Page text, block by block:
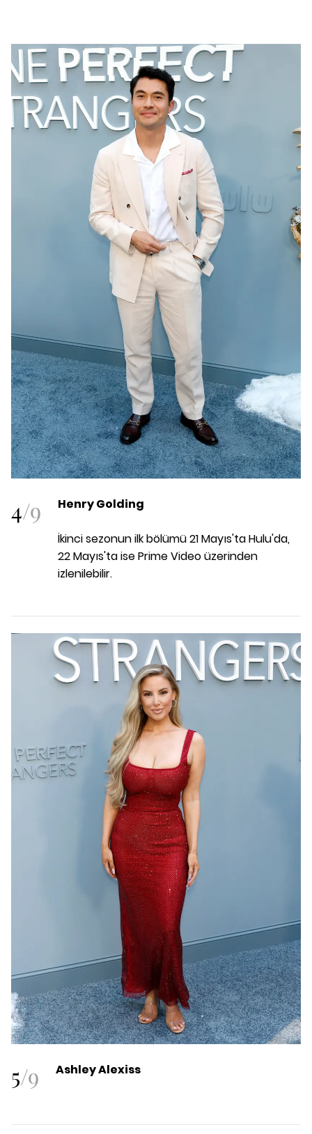
4/9 Henry Golding
İkinci sezonun ilk bölümü 21 Mayıs'ta Hulu'da,
22 Mayıs'ta ise Prime Video üzerinden
izlenilebilir.
5/9 Ashley Alexiss